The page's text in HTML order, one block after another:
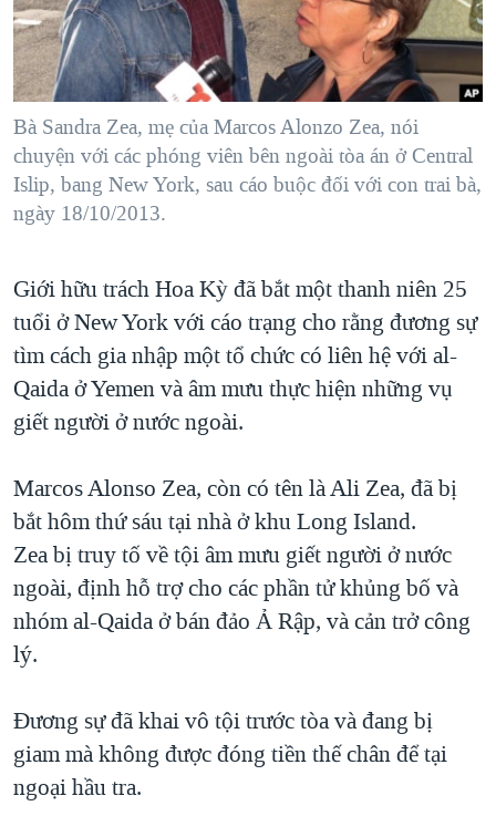
"Tìm"NGƯỜI VIỆT HẢI NGOẠI
ĐỜI SỐNG
KINH TẾ
SỨC KHOẺ
VĂN HOÁ
GIÁO DỤC
TẠI
HÀNH TRÌNH BẦU CỬ 2024
MỘT NĂM CHIẾN TRANH TẠI DẢI GAZA
GIẢI MÃ VÀNH ĐAI & CON ĐƯỜNG
NGÀY TỊ NẠN THẾ GIỚI
TRỊNH VĨNH BÌNH - NGƯỜI HẠ 'BÊN THẮNG CUỘC'
CHI PHÍ CHIẾN TRANH AFGHANISTAN
CÁC GIÁ TRỊ CỘNG HÒA Ở VIỆT NAM
THƯỢNG ĐỈNH TRUMP-KIM TẠI VIỆT NAM
TRỊNH VĨNH BÌNH VS. CHÍNH PHỦ VIỆT NAM
BÊN KIA QUỐC LỘ: TIẾNG VỌNG TỪ NÔNG THÔN MỸ
QUAN HỆ VIỆT MỸ
VIDEO
NGHE
MẠNG XÃ HỘI
Ngôn ngữ khác
Bà Sandra Zea, mẹ của Marcos Alonzo Zea, nói
chuyện với các phóng viên bên ngoài tòa án ở Central
Islip, bang New York, sau cáo buộc đối với con trai bà,
ngày 18/10/2013.
Giới hữu trách Hoa Kỳ đã bắt một thanh niên 25
tuổi ở New York với cáo trạng cho rằng đương sự
tìm cách gia nhập một tổ chức có liên hệ với al-
Qaida ở Yemen và âm mưu thực hiện những vụ
giết người ở nước ngoài.
Marcos Alonso Zea, còn có tên là Ali Zea, đã bị
bắt hôm thứ sáu tại nhà ở khu Long Island.
Zea bị truy tố về tội âm mưu giết người ở nước
ngoài, định hỗ trợ cho các phần tử khủng bố và
nhóm al-Qaida ở bán đảo Ả Rập, và cản trở công
lý.
Đương sự đã khai vô tội trước tòa và đang bị
giam mà không được đóng tiền thế chân để tại
ngoại hầu tra.